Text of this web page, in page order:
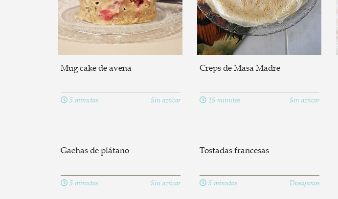
Mug cake de avena
5 minutos Sin azúcar
Creps de Masa Madre
15 minutos Sin azúcar
Gachas de plátano
5 minutos Sin azúcar
Tostadas francesas
5 minutos Desayunos